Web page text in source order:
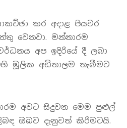
කර අදාළ පියවර
වෙනවා. මන්නාරම
අප ඉදිරියේ දී ලබා
මූලික අඩිතාලම තැබීමට
අවට සිදුවන මෙම පුළුල්
ඔබව දැනුවත් කිරිමටයි.